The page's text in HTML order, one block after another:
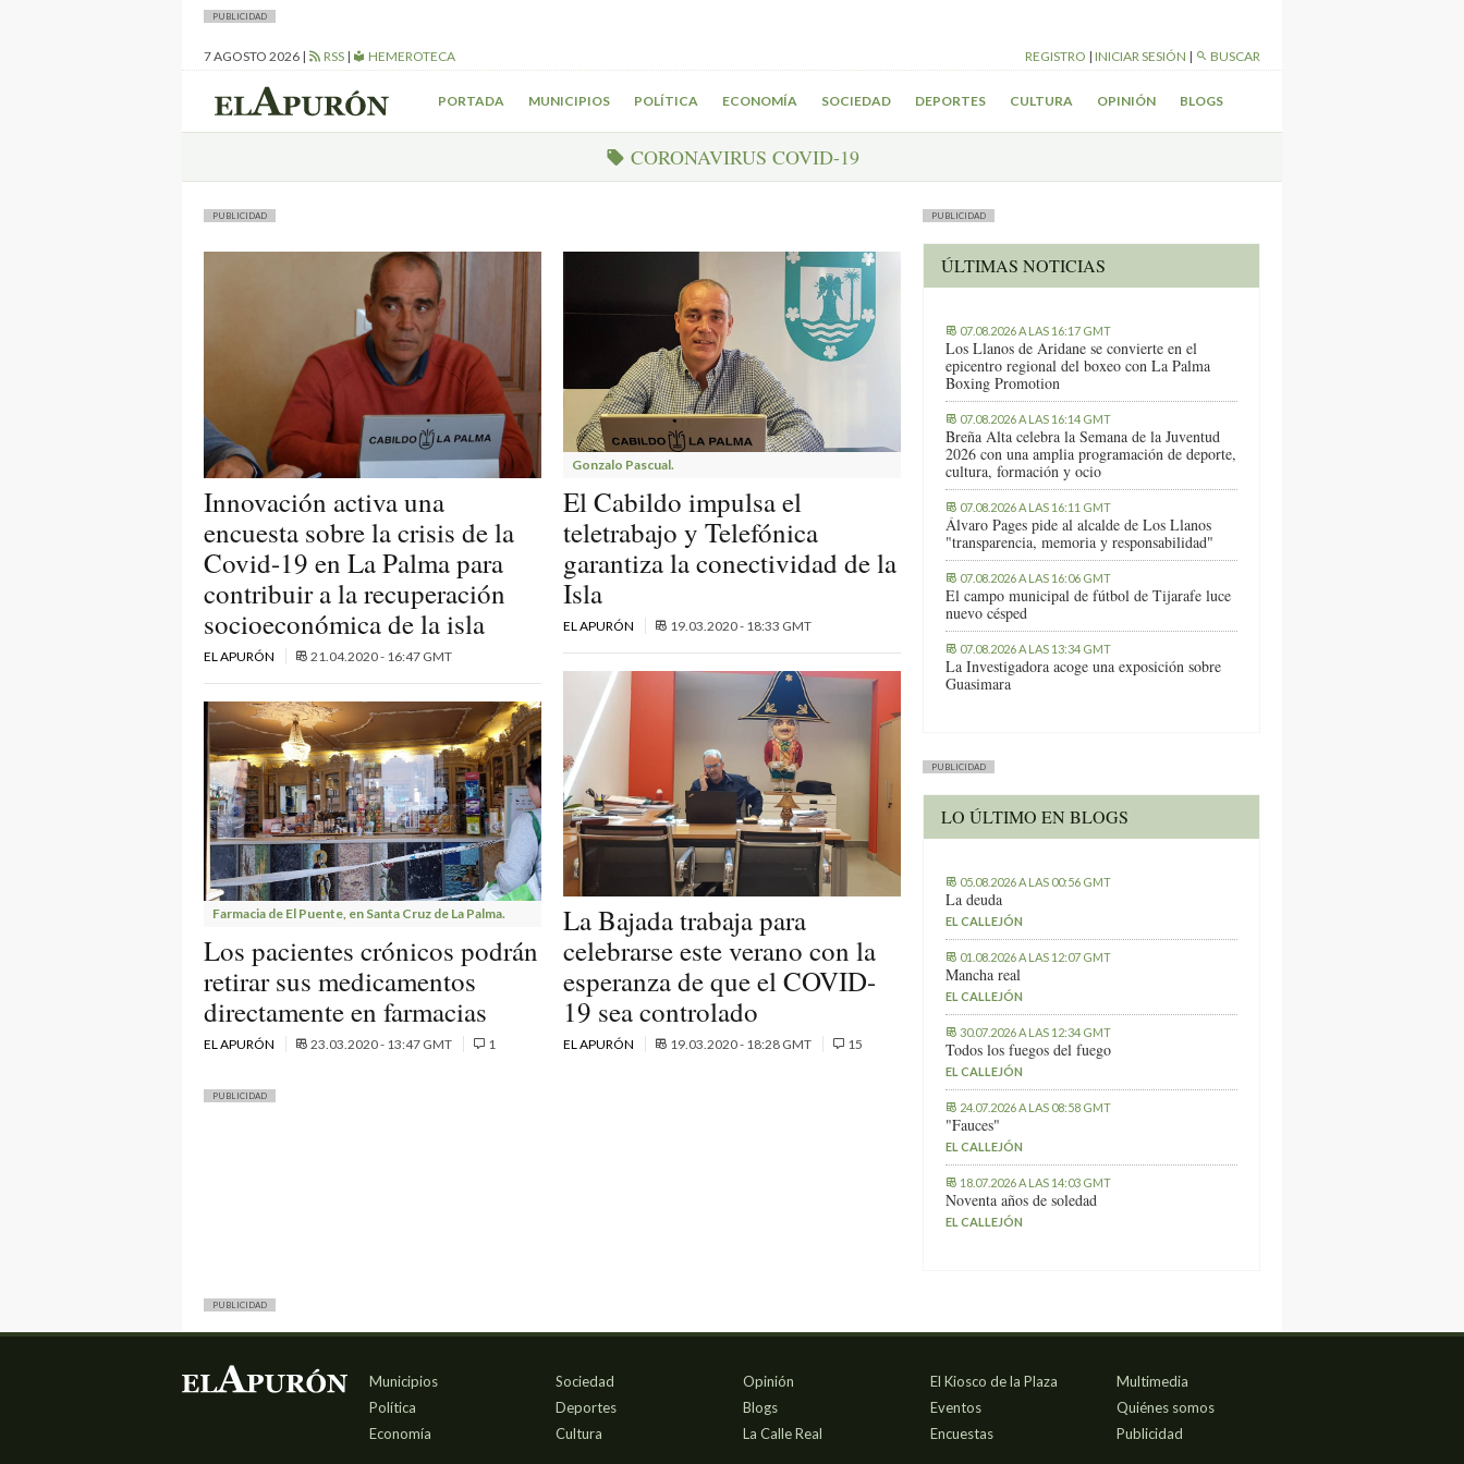
PUBLICIDAD
7 AGOSTO 2026 | RSS | HEMEROTECA REGISTRO | INICIAR SESIÓN | BUSCAR
PORTADA MUNICIPIOS POLÍTICA ECONOMÍA SOCIEDAD DEPORTES CULTURA OPINIÓN BLOGS
CORONAVIRUS COVID-19
PUBLICIDAD
Innovación activa una
encuesta sobre la crisis de la
Covid-19 en La Palma para
contribuir a la recuperación
socioeconómica de la isla
EL APURÓN 21.04.2020 - 16:47 GMT
Farmacia de El Puente, en Santa Cruz de La Palma.
Los pacientes crónicos podrán
retirar sus medicamentos
directamente en farmacias
EL APURÓN 23.03.2020 - 13:47 GMT 1
Gonzalo Pascual.
El Cabildo impulsa el
teletrabajo y Telefónica
garantiza la conectividad de la
Isla
EL APURÓN 19.03.2020 - 18:33 GMT
La Bajada trabaja para
celebrarse este verano con la
esperanza de que el COVID-
19 sea controlado
EL APURÓN 19.03.2020 - 18:28 GMT 15
PUBLICIDAD
PUBLICIDAD
ÚLTIMAS NOTICIAS
07.08.2026 A LAS 16:17 GMT
Los Llanos de Aridane se convierte en el
epicentro regional del boxeo con La Palma
Boxing Promotion
07.08.2026 A LAS 16:14 GMT
Breña Alta celebra la Semana de la Juventud
2026 con una amplia programación de deporte,
cultura, formación y ocio
07.08.2026 A LAS 16:11 GMT
Álvaro Pages pide al alcalde de Los Llanos
"transparencia, memoria y responsabilidad"
07.08.2026 A LAS 16:06 GMT
El campo municipal de fútbol de Tijarafe luce
nuevo césped
07.08.2026 A LAS 13:34 GMT
La Investigadora acoge una exposición sobre
Guasimara
PUBLICIDAD
LO ÚLTIMO EN BLOGS
05.08.2026 A LAS 00:56 GMT
La deuda
EL CALLEJÓN
01.08.2026 A LAS 12:07 GMT
Mancha real
EL CALLEJÓN
30.07.2026 A LAS 12:34 GMT
Todos los fuegos del fuego
EL CALLEJÓN
24.07.2026 A LAS 08:58 GMT
"Fauces"
EL CALLEJÓN
18.07.2026 A LAS 14:03 GMT
Noventa años de soledad
EL CALLEJÓN
PUBLICIDAD
Municipios
Política
Economía
Sociedad
Deportes
Cultura
Opinión
Blogs
La Calle Real
El Kiosco de la Plaza
Eventos
Encuestas
Multimedia
Quiénes somos
Publicidad